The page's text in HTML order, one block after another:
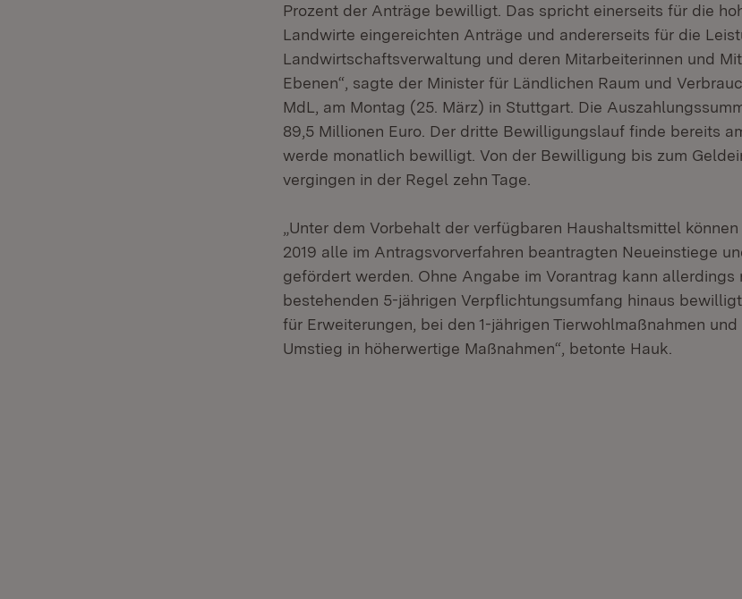
Prozent der Anträge bewilligt. Das spricht einerseits für die
Landwirte eingereichten Anträge und andererseits für die
Landwirtschaftsverwaltung und deren Mitarbeiterinnen und
Ebenen“, sagte der Minister für Ländlichen Raum und
MdL, am Montag (25. März) in Stuttgart. Die
89,5 Millionen Euro. Der dritte Bewilligungslauf finde bereits
werde monatlich bewilligt. Von der Bewilligung bis zum
vergingen in der Regel zehn Tage.
„Unter dem Vorbehalt der verfügbaren Haushaltsmittel
2019 alle im Antragsvorverfahren beantragten Neueinstiege
gefördert werden. Ohne Angabe im Vorantrag kann allerdings
bestehenden 5-jährigen Verpflichtungsumfang hinaus
für Erweiterungen, bei den 1-jährigen Tierwohlmaßnahmen
Umstieg in höherwertige Maßnahmen“, betonte Hauk.